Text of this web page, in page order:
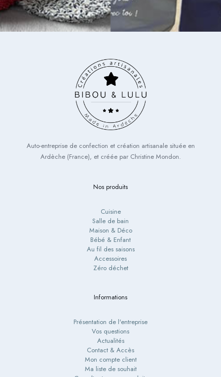
Auto-entreprise de confection et création artisanale située en
Ardèche (France), et créée par Christine Mondon.
Nos produits
Cuisine
Salle de bain
Maison & Déco
Bébé & Enfant
Au fil des saisons
Accessoires
Zéro déchet
Informations
Présentation de l'entreprise
Vos questions
Actualités
Contact & Accès
Mon compte client
Ma liste de souhait